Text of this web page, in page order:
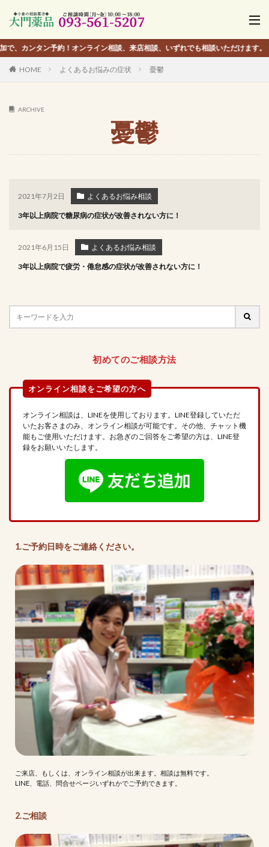
約！オンライン相談、来店相談、いずれでも相談いただけます。
HOME よくあるお悩みの症状 憂鬱
ARCHIVE
憂鬱
2021年7月2日 よくあるお悩み相談
3年以上病院で糖尿病の症状が改善されない方に！
2021年6月15日 よくあるお悩み相談
3年以上病院で疲労・倦怠感の症状が改善されない方に！
初めてのご相談方法
オンライン相談は、LINEを使用しております。LINE登録していただ
いたお客さまのみ、オンライン相談が可能です。その他、チャット機
能もご使用いただけます。お急ぎのご回答をご希望の方は、LINE登
録をお願いいたします。
1.ご予約日時をご連絡ください。
ご来店、もしくは、オンライン相談が出来ます。相談は無料です。
LINE、電話、問合せページいずれかでご予約できます。
2.ご相談